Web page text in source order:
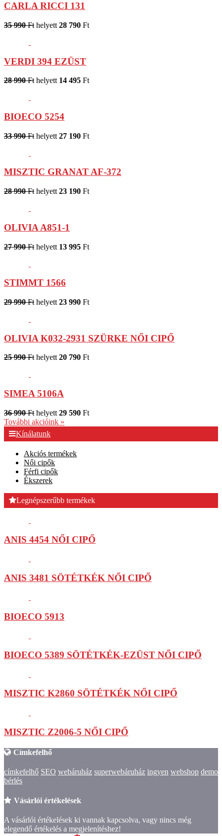
CARLA RICCI 131
35 990 Ft helyett 28 790 Ft
VERDI 394 EZÜST
28 990 Ft helyett 14 495 Ft
BIOECO 5254
33 990 Ft helyett 27 190 Ft
MISZTIC GRANAT AF-372
28 990 Ft helyett 23 190 Ft
OLIVIA A851-1
27 990 Ft helyett 13 995 Ft
STIMMT 1566
29 990 Ft helyett 23 990 Ft
OLIVIA K032-2931 SZÜRKE NŐI CIPŐ
25 990 Fthelyett20 790 Ft
SIMEA 5106A
36 990 Ft helyett 29 590 Ft
További akcióink »
Kínálatunk
Akciós termékek
Női cipők
Férfi cipők
Ékszerek
Legnépszerűbb termékek
ANIS 4454 NŐI CIPŐ
ANIS 3481 SÖTÉTKÉK NŐI CIPŐ
BIOECO 5913
BIOECO 5389 SÖTÉTKÉK-EZÜST NŐI CIPŐ
MISZTIC K2860 SÖTÉTKÉK NŐI CIPŐ
MISZTIC Z2006-5 NŐI CIPŐ
Címkefelhő
címkefelhő SEO webáruház superwebáruház ingyen webshop demo
bérlés
Vásárlói értékelések
A vásárlói értékelések ki vannak kapcsolva, vagy nincs még
elegendő értékelés a megjelenítéshez!